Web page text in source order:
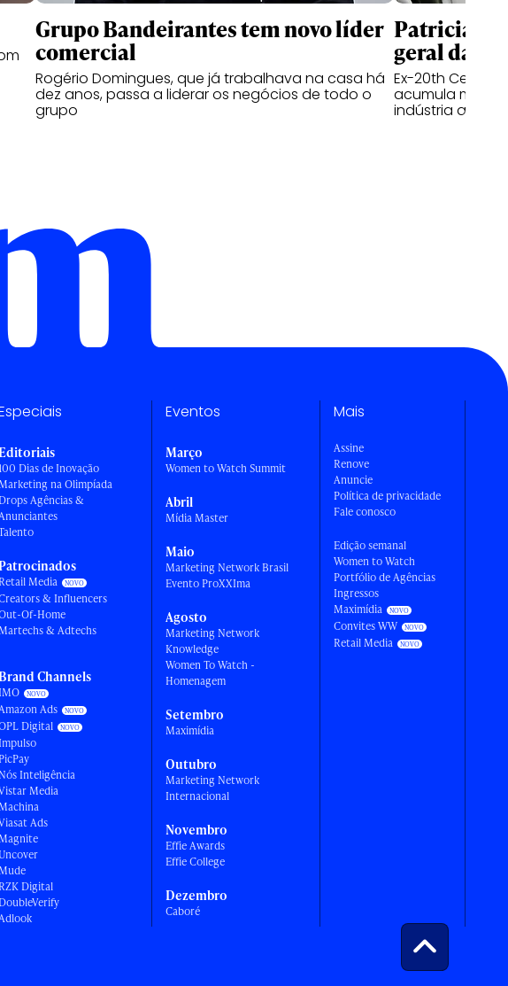
Grupo Bandeirantes tem novo líder
comercial
Rogério Domingues, que já trabalhava na casa há
dez anos, passa a liderar os negócios de todo o
grupo
Patricia
geral da
Ex-20th Century
acumula mais
indústria
Dias de Inovação
na Olimpíada
Agências &
Media
& Influencers
Of-Home
& Adtechs
Channels
Ads
Digital
Inteligência
Media
Ads
Digital
Eventos
Março
Women to Watch Summit
Abril
Mídia Master
Maio
Marketing Network Brasil
Evento ProXXIma
Agosto
Marketing Network
Knowledge
Women To Watch -
Homenagem
Setembro
Maximídia
Outubro
Marketing Network
Internacional
Novembro
Effie Awards
Effie College
Dezembro
Caboré
Mais
Assine
Renove
Anuncie
Política de privacidade
Fale conosco
Edição semanal
Women to Watch
Portfólio de Agências
Ingressos
Maximídia
Convites WW
Retail Media